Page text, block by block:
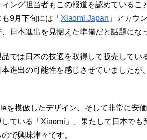
ング担当者もこの報道を認めている
9月下旬には「 Xiaomi Japan 」アカウ
日本進出を見据えた準備だと話題にな
では日本の技適を取得して販売して
本進出の可能性を感じさせていました
を模倣したデザイン、そして非常に安
している「Xiaomi」、果たして日本で
で興味津々です。